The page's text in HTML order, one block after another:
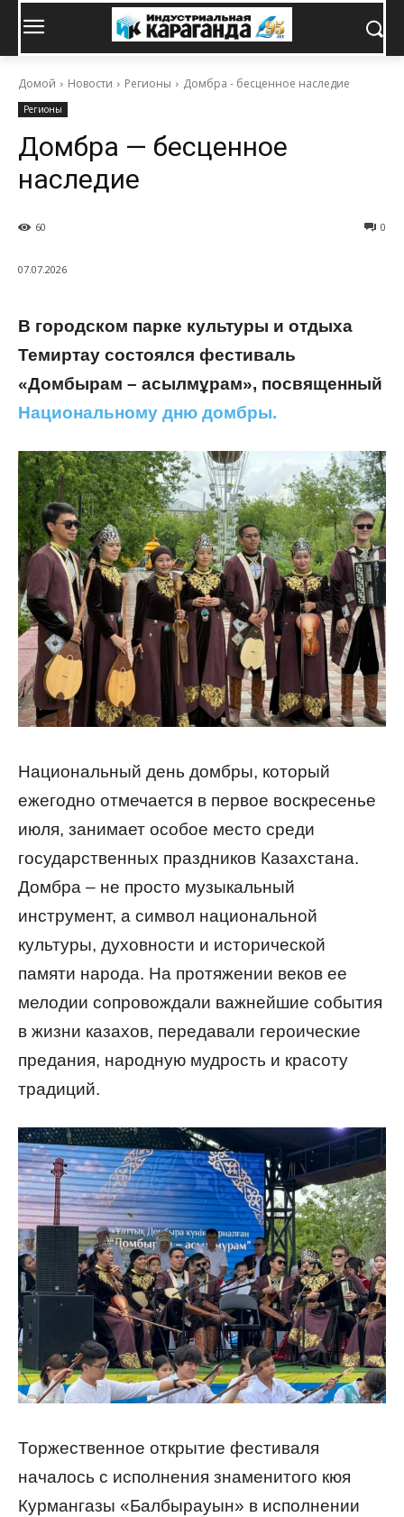
Домой Новости Регионы Домбра - бесценное наследие
Регионы
Домбра — бесценное
наследие
0
60
07.07.2026
В городском парке культуры и отдыха
Темиртау состоялся фестиваль
«Домбырам – асылмұрам», посвященный
Национальному дню домбры.
Национальный день домбры, который
ежегодно отмечается в первое воскресенье
июля, занимает особое место среди
государственных праздников Казахстана.
Домбра – не просто музыкальный
инструмент, а символ национальной
культуры, духовности и исторической
памяти народа. На протяжении веков ее
мелодии сопровождали важнейшие события
в жизни казахов, передавали героические
предания, народную мудрость и красоту
традиций.
Торжественное открытие фестиваля
началось с исполнения знаменитого кюя
Курмангазы «Балбырауын» в исполнении